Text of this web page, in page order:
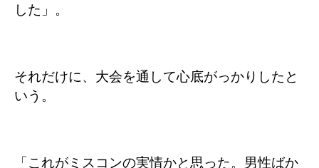
した」。
それだけに、大会を通して心底がっかりしたと
いう。
「これがミスコンの実情かと思った。男性ばか